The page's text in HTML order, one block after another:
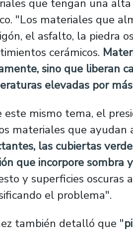
que tengan una
"Los materiales que
el asfalto, la piedra
cerámicos.
sino que liberan
elevadas por
este mismo tema, el
materiales que ayudan
las cubiertas
que incorpore sombra
y superficies oscuras
el problema".
también detalló que "